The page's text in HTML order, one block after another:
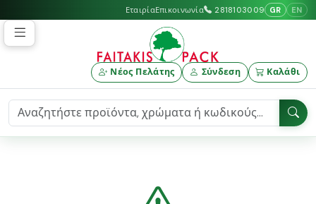
ΕταιρίαΕπικοινωνία 2818103009 GR EN
Νέος Πελάτης Σύνδεση Καλάθι